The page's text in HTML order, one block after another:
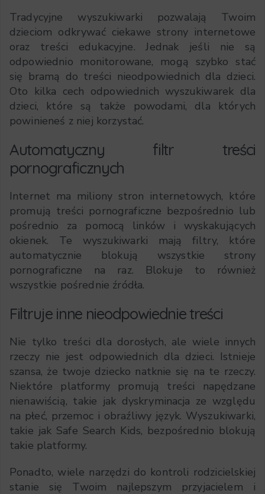
Tradycyjne wyszukiwarki pozwalają Twoim
dzieciom odkrywać ciekawe strony internetowe
oraz treści edukacyjne. Jednak jeśli nie są
odpowiednio monitorowane, mogą szybko stać
się bramą do treści nieodpowiednich dla dzieci.
Oto kilka cech odpowiednich wyszukiwarek dla
dzieci, które są także powodami, dla których
powinieneś z niej korzystać.
Automatyczny filtr treści
pornograficznych
Internet ma miliony stron internetowych, które
promują treści pornograficzne bezpośrednio lub
pośrednio za pomocą linków i wyskakujących
okienek. Te wyszukiwarki mają filtry, które
automatycznie blokują wszystkie strony
pornograficzne na raz. Blokuje to również
wszystkie pośrednie źródła.
Filtruje inne nieodpowiednie treści
Nie tylko treści dla dorosłych, ale wiele innych
rzeczy nie jest odpowiednich dla dzieci. Istnieje
szansa, że twoje dziecko natknie się na te rzeczy.
Niektóre platformy promują treści napędzane
nienawiścią, takie jak dyskryminacja ze względu
na płeć, przemoc i obraźliwy język. Wyszukiwarki,
takie jak Safe Search Kids, bezpośrednio blokują
takie platformy.
Ponadto, wiele narzędzi do kontroli rodzicielskiej
stanie się Twoim najlepszym przyjacielem i